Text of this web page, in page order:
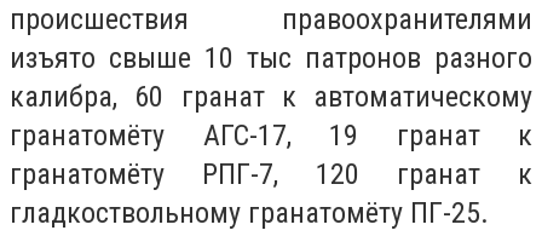
происшествия правоохранителями
изъято свыше 10 тыс патронов разного
калибра, 60 гранат к автоматическому
гранатомёту АГС-17, 19 гранат к
гранатомёту РПГ-7, 120 гранат к
гладкоствольному гранатомёту ПГ-25.